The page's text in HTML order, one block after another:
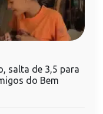
salta de 3,5 para
do Bem